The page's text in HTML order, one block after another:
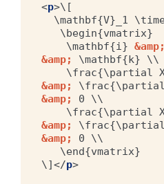
<p>\[
    \mathbf{i}
&amp;
&amp;
\mathbf{k} \\
&amp;
&amp;
0 \\
&amp;
&amp;
0 \\
\]</p>